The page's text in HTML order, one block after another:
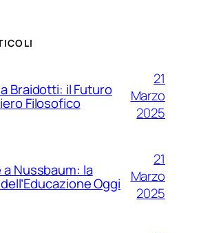
Braidotti: il Futuro
Filosofico
21
Marzo
2025
a Nussbaum: la
Oggi
21
Marzo
2025